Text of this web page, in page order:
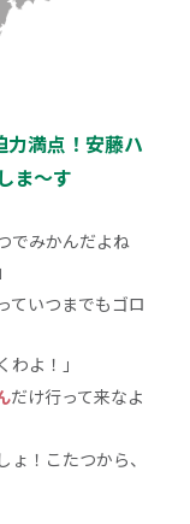
力満点！安藤ハ
ま～す
でみかんだよね
ていつまでもゴロ
よ！」
だけ行って来なよ
ょ！こたつから、